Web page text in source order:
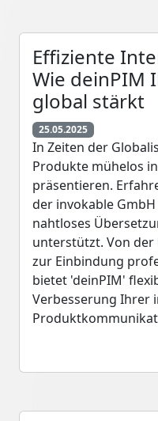
Effiziente
Wie deinPIM
global stärkt
25.05.2025
In Zeiten der
Produkte mühelos
präsentieren.
der invokable
nahtloses
unterstützt. Von
zur Einbindung
bietet 'deinPIM'
Verbesserung Ihrer